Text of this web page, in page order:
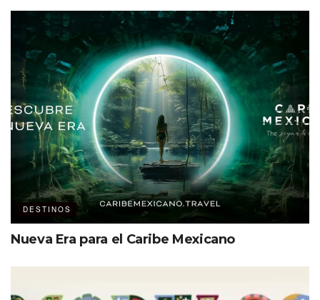
Industria MICE, gran
oportunidad
Actualmente la Secretaría de Turismo de Baja California
opera en las instalaciones del Baja California Center,
corazón de la actividad MICE en el estado.
“Traer las oficinas de Turismo al
recinto es para darle vida e
importancia, y que incluso quienes
vayan a alguna reunión conmigo o
mi equipo tengan la oportunidad de
conocer el centro de convenciones.
DESTINOS
Nueva Era para el Caribe Mexicano